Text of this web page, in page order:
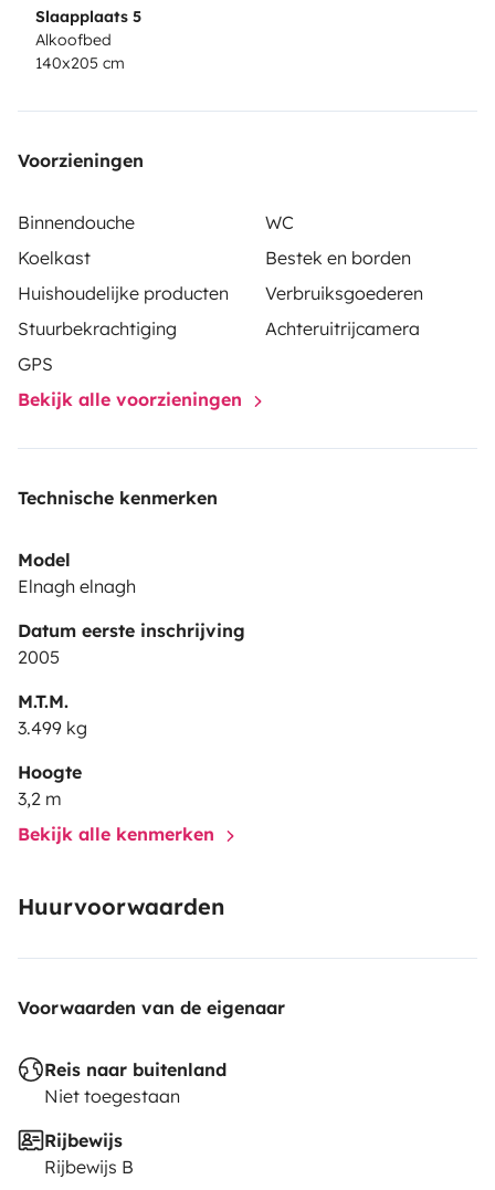
Slaapplaats 5
Alkoofbed
140x205 cm
Voorzieningen
Binnendouche
WC
Koelkast
Bestek en borden
Huishoudelijke producten
Verbruiksgoederen
Stuurbekrachtiging
Achteruitrijcamera
GPS
Bekijk alle voorzieningen
Technische kenmerken
Model
Elnagh elnagh
Datum eerste inschrijving
2005
M.T.M.
3.499 kg
Hoogte
3,2 m
Bekijk alle kenmerken
Huurvoorwaarden
Voorwaarden van de eigenaar
Reis naar buitenland
Niet toegestaan
Rijbewijs
Rijbewijs B